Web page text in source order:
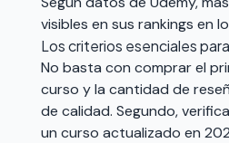
visibles en sus rankings en
Los criterios esenciales
No basta con comprar el
curso y la cantidad de
de calidad. Segundo,
un curso actualizado en